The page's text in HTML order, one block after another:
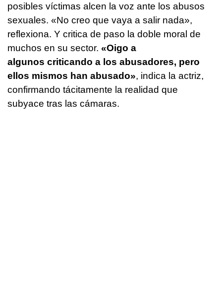
posibles víctimas alcen la voz ante los abusos
sexuales. «No creo que vaya a salir nada»,
reflexiona. Y critica de paso la doble moral de
muchos en su sector. «Oigo a
algunos criticando a los abusadores, pero
ellos mismos han abusado», indica la actriz,
confirmando tácitamente la realidad que
subyace tras las cámaras.